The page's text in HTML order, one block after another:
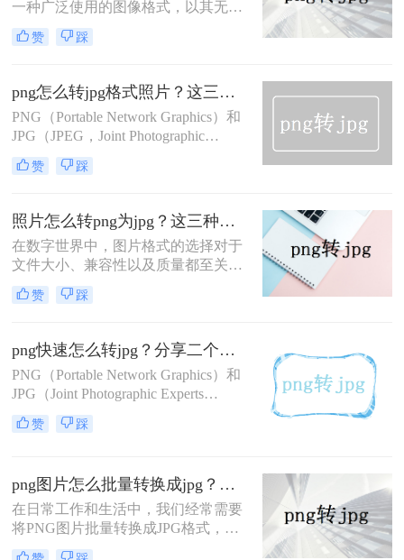
一种广泛使用的图像格式，以其无损
压缩和支持透明度的特点而闻名。而
JPG（JPEG）则是一种常用的有损压
但细节要求不高的图片。有时，我们
可能需要将PNG格式的图片转换为
JPG格式，以减小文件大小、提高兼
容性或便于网络分享。那么png怎么
转jpg格式呢？下面，我们将介绍几种
简单的方法来实现PNG到JPG的转
赞 踩
png怎么转jpg格式照片？这三个方法需要了解！
PNG（Portable Network Graphics）和
JPG（JPEG，Joint Photographic
Experts Group）是两种广泛使用的图
片格式。PNG通常用于需要透明背景
损压缩特性，广泛应用于网页和摄影
领域，因为它能在保持较好图像质量
的同时减小文件大小。那么png怎么
转jpg格式照片呢？，以下是一些方法
和步骤。
赞 踩
照片怎么转png为jpg？这三种方法快速搞定转换！
在数字世界中，图片格式的选择对于
文件大小、兼容性以及质量都至关重
要。PNG（Portable Network
Graphics）和JPG（Joint Photographic
格式，各有其特点。PNG格式以其无
损压缩和透明背景支持而闻名，而
JPG则以较小的文件尺寸和广泛的兼
容性在网页和社交媒体上广受欢迎。
因此，在某些情况下，您可能需要将
PNG格式的照片转换为JPG格式。那
种实现这一转换的方法。
赞 踩
png快速怎么转jpg？分享二个高效的方法！
PNG（Portable Network Graphics）和
JPG（Joint Photographic Experts
Group）是两种常见的图片格式，各
自具有不同的特点和适用场景。PNG
格式则因其压缩率高、占用空间小而
广泛用于存储照片和图像。在某些情
况下，我们可能需要将PNG图片快速
赞 踩
png图片怎么批量转换成jpg？这三种方法快速搞定转换！
在日常工作和生活中，我们经常需要
将PNG图片批量转换成JPG格式，以
满足不同的使用需求。JPG格式具有